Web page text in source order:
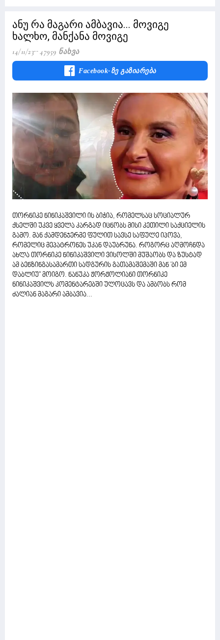
ანუ რა მაგარი ამბავია... მოვიგე
ხალხო, მანქანა მოვიგე
14/11/23 47959 Ნახვა
Facebook-Ზე Გაზიარება
თორნიკე ნინიკაშვილი ის ბიჭია, რომელსაც სოციალურ
ქსელში უკვე ყველა კარგად იცნობს მისი კეთილი საქციელის
გამო. მან ქამდენჯერმე ფულით სავსე საფულე იპოვა,
რომელიც მეპატრონეს უკან დაუბრუნა. როგორც აღმოჩნდა
ახლა თორნიკე ნინიკაშვილი ვისოლში მუშაობს და ზუსტად
ამ ბენზინგასამართი სადგურის გათამაშემაში მან 'ბი ემ
დაბლიუ'' მოიგო. ნანუკა ჟორჟოლიანი თორნიკე
ნინიკაშვილს კომენტარებში ულოცავს და ამბობს რომ
ძალიან მაგარი ამბავია...